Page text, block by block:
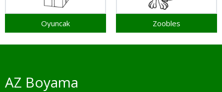
Oyuncak Zoobles
AZ Boyama